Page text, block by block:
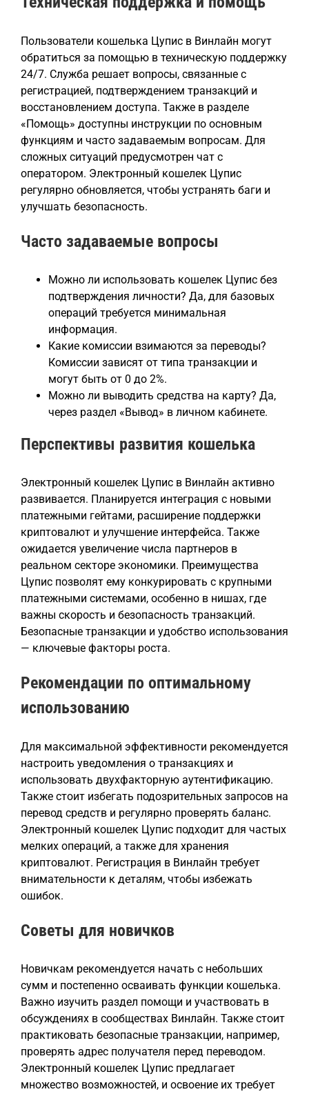
Пользователи кошелька Цупис в Винлайн могут
обратиться за помощью в техническую поддержку
24/7. Служба решает вопросы, связанные с
регистрацией, подтверждением транзакций и
восстановлением доступа. Также в разделе
«Помощь» доступны инструкции по основным
функциям и часто задаваемым вопросам. Для
сложных ситуаций предусмотрен чат с
оператором. Электронный кошелек Цупис
регулярно обновляется, чтобы устранять баги и
улучшать безопасность.
Часто задаваемые вопросы
Можно ли использовать кошелек Цупис без
подтверждения личности? Да, для базовых
операций требуется минимальная
информация.
Какие комиссии взимаются за переводы?
Комиссии зависят от типа транзакции и
могут быть от 0 до 2%.
Можно ли выводить средства на карту? Да,
через раздел «Вывод» в личном кабинете.
Перспективы развития кошелька
Электронный кошелек Цупис в Винлайн активно
развивается. Планируется интеграция с новыми
платежными гейтами, расширение поддержки
криптовалют и улучшение интерфейса. Также
ожидается увеличение числа партнеров в
реальном секторе экономики. Преимущества
Цупис позволят ему конкурировать с крупными
платежными системами, особенно в нишах, где
важны скорость и безопасность транзакций.
Безопасные транзакции и удобство использования
— ключевые факторы роста.
Рекомендации по оптимальному
использованию
Для максимальной эффективности рекомендуется
настроить уведомления о транзакциях и
использовать двухфакторную аутентификацию.
Также стоит избегать подозрительных запросов на
перевод средств и регулярно проверять баланс.
Электронный кошелек Цупис подходит для частых
мелких операций, а также для хранения
криптовалют. Регистрация в Винлайн требует
внимательности к деталям, чтобы избежать
ошибок.
Советы для новичков
Новичкам рекомендуется начать с небольших
сумм и постепенно осваивать функции кошелька.
Важно изучить раздел помощи и участвовать в
обсуждениях в сообществах Винлайн. Также стоит
практиковать безопасные транзакции, например,
проверять адрес получателя перед переводом.
Электронный кошелек Цупис предлагает
множество возможностей, и освоение их требует